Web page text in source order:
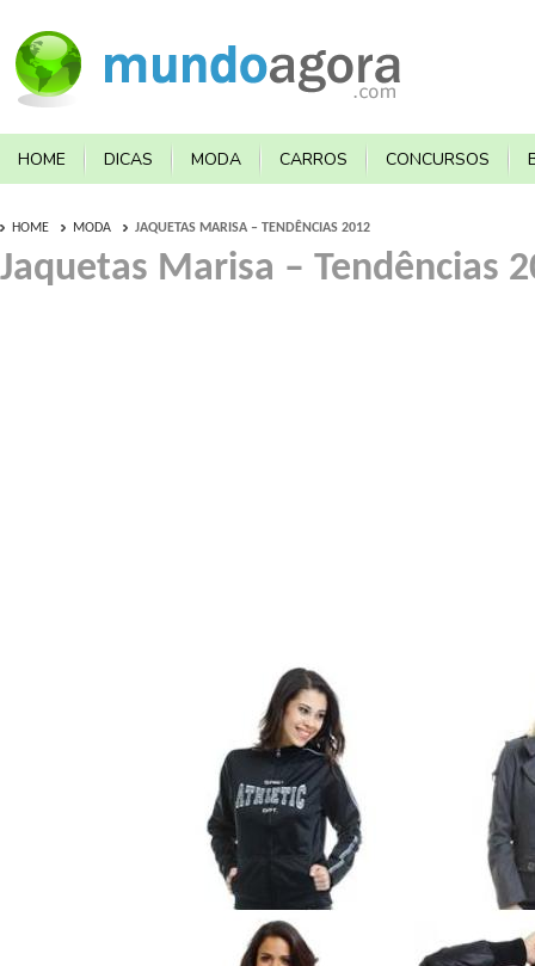
HOME DICAS MODA CARROS CONCURSOS
HOME MODA JAQUETAS MARISA – TENDÊNCIAS 2012
Jaquetas Marisa – Tendências